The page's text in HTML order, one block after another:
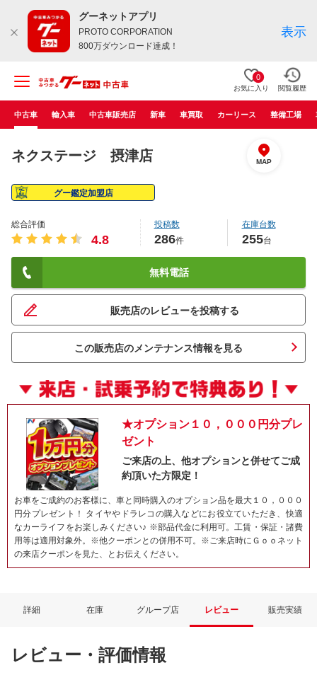
グーネットアプリ
PROTO CORPORATION
800万ダウンロード達成！
表示
0
お気に入り 閲覧履歴
中古車 輸入車 中古車販売店 新車 車買取 カーリース 整備工場
ネクステージ 摂津店 MAP
グー鑑定加盟店
総合評価
4.8
投稿数
286件
在庫台数
255台
無料電話
販売店のレビューを投稿する
この販売店のメンテナンス情報を見る
★オプション１０，０００円分プレ
ゼント
ご来店の上、他オプションと併せてご成
約頂いた方限定！
お車をご成約のお客様に、車と同時購入のオプション品を最大１０，０００
円分プレゼント！ タイヤやドラレコの購入などにお役立ていただき、快適
なカーライフをお楽しみください♪ ※部品代金に利用可。工賃・保証・諸費
用等は適用対象外。※他クーポンとの併用不可。※ご来店時にＧｏｏネット
の来店クーポンを見た、とお伝えください。
詳細 在庫 グループ店 レビュー 販売実績
レビュー・評価情報